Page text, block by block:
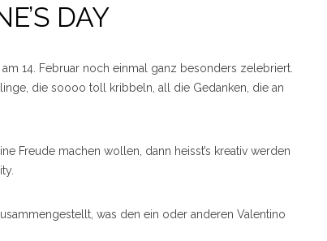
DAY
14. Februar noch einmal ganz besonders zelebriert.
die soooo toll kribbeln, all die Gedanken, die an
Freude machen wollen, dann heisst’s kreativ werden
was den ein oder anderen Valentino